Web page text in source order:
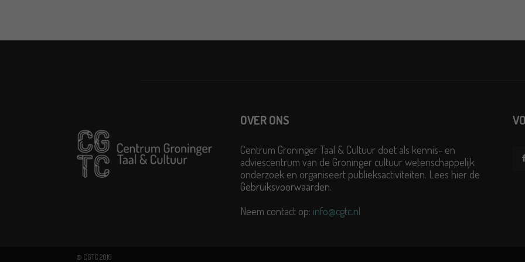
OVER ONS
Centrum Groninger Taal & Cultuur doet als kennis- en
adviescentrum van de Groninger cultuur wetenschappelijk
onderzoek en organiseert publieksactiviteiten. Lees hier de
Gebruiksvoorwaarden.
Neem contact op: info@cgtc.nl
© CGTC 2019